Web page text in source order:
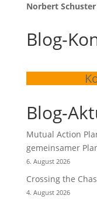
Norbert Schuster
Blog-
Blog-
Mutual Action
gemeinsamer
6. August 2026
Crossing the
4. August 2026